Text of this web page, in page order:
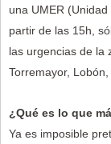
una UMER
partir de las 15h,
las urgencias de la
Torremayor,
¿Qué es lo que
Ya es imposible